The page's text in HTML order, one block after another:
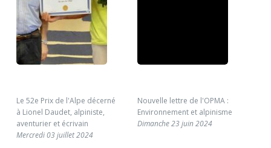
Le 52e Prix de l'Alpe décerné
à Lionel Daudet, alpiniste,
aventurier et écrivain
Mercredi 03 juillet 2024
Nouvelle lettre de l'OPMA :
Environnement et alpinisme
Dimanche 23 juin 2024